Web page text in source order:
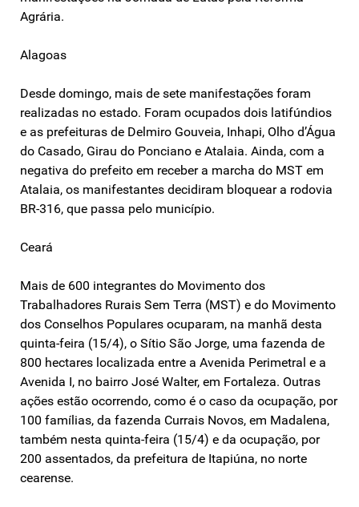
Agrária.
Alagoas
Desde domingo, mais de sete manifestações foram
realizadas no estado. Foram ocupados dois latifúndios
e as prefeituras de Delmiro Gouveia, Inhapi, Olho d’Água
do Casado, Girau do Ponciano e Atalaia. Ainda, com a
negativa do prefeito em receber a marcha do MST em
Atalaia, os manifestantes decidiram bloquear a rodovia
BR-316, que passa pelo município.
Ceará
Mais de 600 integrantes do Movimento dos
Trabalhadores Rurais Sem Terra (MST) e do Movimento
dos Conselhos Populares ocuparam, na manhã desta
quinta-feira (15/4), o Sítio São Jorge, uma fazenda de
800 hectares localizada entre a Avenida Perimetral e a
Avenida I, no bairro José Walter, em Fortaleza. Outras
ações estão ocorrendo, como é o caso da ocupação, por
100 famílias, da fazenda Currais Novos, em Madalena,
também nesta quinta-feira (15/4) e da ocupação, por
200 assentados, da prefeitura de Itapiúna, no norte
cearense.